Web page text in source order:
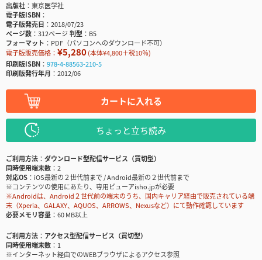
出版社
東京医学社
電子版ISBN
電子版発売日
2018/07/23
ページ数
312ページ判型
B5
フォーマット
PDF（パソコンへのダウンロード不可）
電子版販売価格： ¥5,280(本体¥4,800＋税10％)
印刷版ISBN
978-4-88563-210-5
印刷版発行年月
2012/06
カートに入れる
ちょっと立ち読み
ご利用方法
ダウンロード型配信サービス（買切型）
同時使用端末数
2
対応OS
iOS最新の２世代前まで / Android最新の２世代前まで
※コンテンツの使用にあたり、専用ビューアisho.jpが必要
※Androidは、Android２世代前の端末のうち、国内キャリア経由で販売されている端
末（Xperia、GALAXY、AQUOS、ARROWS、Nexusなど）にて動作確認しています
必要メモリ容量
60 MB以上
ご利用方法
アクセス型配信サービス（買切型）
同時使用端末数
1
※インターネット経由でのWEBブラウザによるアクセス参照